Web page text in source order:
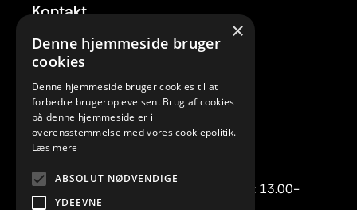
Kontakt
Tlf. 33 22 59 84
Mail:rc@rytmiskcenter.dk
Kontorets åbningstider
Mandag-torsdag kl. 10.00-15.00
Fredag lukket
Telefonisk henvendelse:
Mandag-torsdag kl. 10.00-12.00 samt 13.00-
×
Denne hjemmeside bruger
cookies
Denne hjemmeside bruger cookies til at
forbedre brugeroplevelsen. Brug af cookies
på denne hjemmeside er i
overensstemmelse med vores cookiepolitik.
Læs mere
ABSOLUT NØDVENDIGE
YDEEVNE